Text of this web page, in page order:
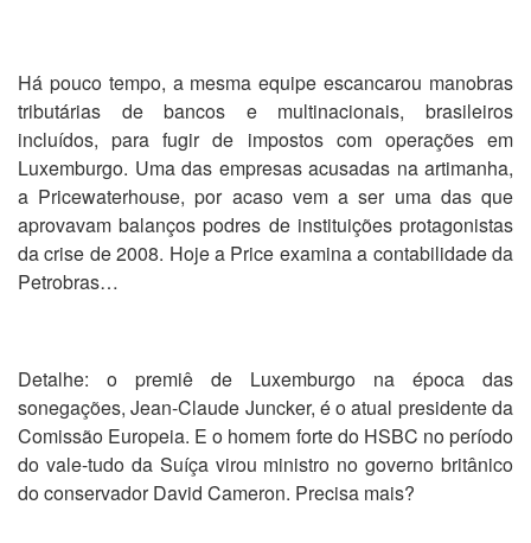
Há pouco tempo, a mesma equipe escancarou manobras
tributárias de bancos e multinacionais, brasileiros
incluídos, para fugir de impostos com operações em
Luxemburgo. Uma das empresas acusadas na artimanha,
a Pricewaterhouse, por acaso vem a ser uma das que
aprovavam balanços podres de instituições protagonistas
da crise de 2008. Hoje a Price examina a contabilidade da
Petrobras…
Detalhe: o premiê de Luxemburgo na época das
sonegações, Jean-Claude Juncker, é o atual presidente da
Comissão Europeia. E o homem forte do HSBC no período
do vale-tudo da Suíça virou ministro no governo britânico
do conservador David Cameron. Precisa mais?